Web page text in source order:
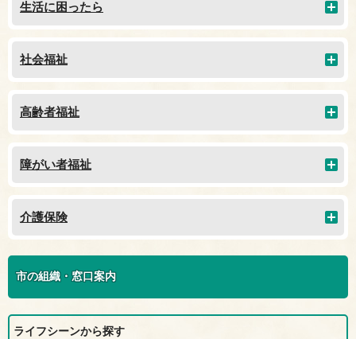
生活に困ったら
社会福祉
高齢者福祉
障がい者福祉
介護保険
市の組織・窓口案内
ライフシーンから探す